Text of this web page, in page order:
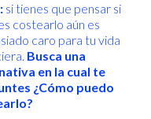
si tienes que pensar si
costearlo aún es
caro para tu vida
Busca una
en la cual te
¿Cómo puedo